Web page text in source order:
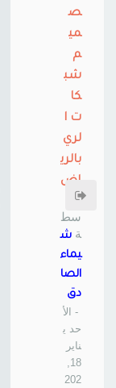
ص
مي
م
شب
كا
ت ا
لري
بالري
اض
بوا
سط
ة ش
يماء
الصا
دق
- الأ
حد ي
ناير
18,
202